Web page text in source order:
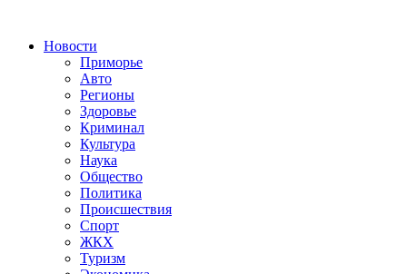
Новости
Приморье
Авто
Регионы
Здоровье
Криминал
Культура
Наука
Общество
Политика
Происшествия
Спорт
ЖКХ
Туризм